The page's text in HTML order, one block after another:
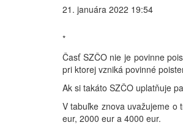
21. januára 2022 19:54
*
Časť SZČO nie je povinne
pri ktorej vzniká povinné
Ak si takáto SZČO uplatňuje
V tabuľke znova uvažujeme o
eur, 2000 eur a 4000 eur.